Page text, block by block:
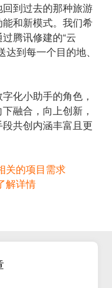
到过去的那种旅游
和新模式。我们希
腾讯修建的“云
到每一个目的地、
化小助手的角色，
融合，向上创新，
共创内涵丰富且更
关的项目需求
解详情